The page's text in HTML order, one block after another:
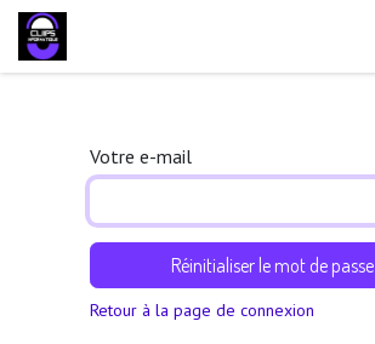
Votre e-mail
Réinitialiser le mot de passe
Retour à la page de connexion